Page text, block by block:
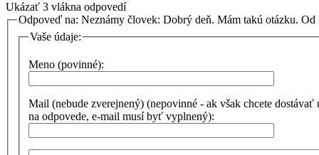
Ukázať 3 vlákna odpovedí
Odpoveď na: Neznámy človek: Dobrý deň. Mám takú otázku.
Vaše údaje:
Meno (povinné):
Mail (nebude zverejnený) (nepovinné - ak však chcete dostávať
na odpovede, e-mail musí byť vyplnený):